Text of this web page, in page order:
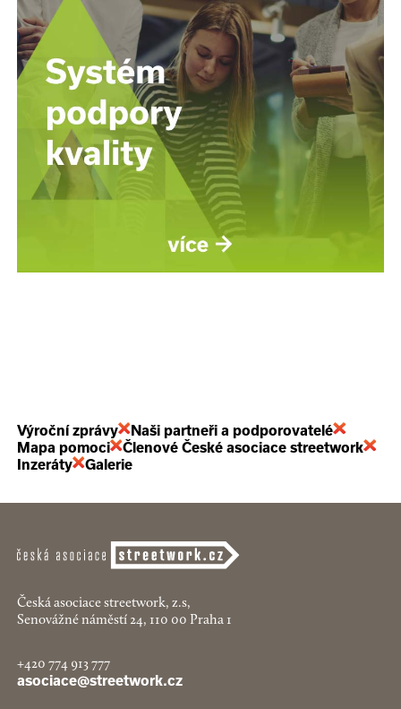
Výroční zprávy
Naši partneři a podporovatelé
Mapa pomoci
Členové České asociace streetwork
Inzeráty
Galerie
Česká asociace streetwork, z.s,
Senovážné náměstí 24, 110 00 Praha 1
+420 774 913 777
asociace@streetwork.cz